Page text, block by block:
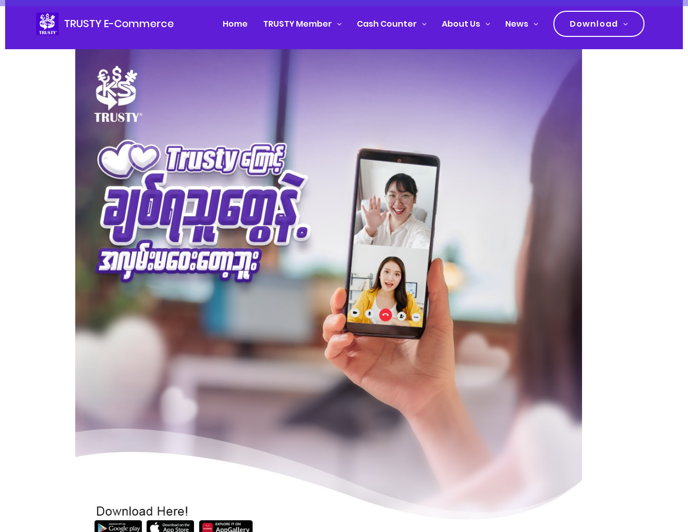
TRUSTY E-Commerce Home TRUSTY Member Cash Counter About Us News Download